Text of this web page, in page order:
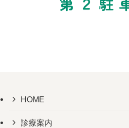
HOME
診療案内